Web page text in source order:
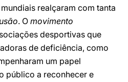
realçaram com tanta
. O movimento
desportivas que
de deficiência, como
um papel
público a reconhecer e